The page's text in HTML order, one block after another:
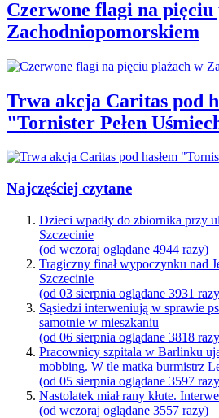
Czerwone flagi na pięciu
Zachodniopomorskiem
Trwa akcja Caritas pod
"Tornister Pełen
Najczęściej czytane
Dzieci wpadły do zbiornika przy
Szczecinie
(od wczoraj oglądane 4944 razy)
Tragiczny finał wypoczynku nad
Szczecinie
(od 03 sierpnia oglądane 3931
Sąsiedzi interweniują w sprawie
samotnie w mieszkaniu
(od 06 sierpnia oglądane 3818
Pracownicy szpitala w Barlinku
mobbing. W tle matka burmistrz
(od 05 sierpnia oglądane 3597
Nastolatek miał rany kłute.
(od wczoraj oglądane 3557 razy)